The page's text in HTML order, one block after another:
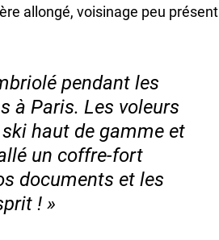
allongé, voisinage peu présent
pendant les
à Paris. Les voleurs
haut de gamme et
un coffre-fort
documents et les
! »